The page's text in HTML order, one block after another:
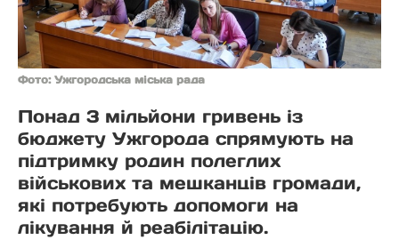
Фото: Ужгородська міська рада
Понад 3 мільйони гривень із
бюджету Ужгорода спрямують на
підтримку родин полеглих
військових та мешканців громади,
які потребують допомоги на
лікування й реабілітацію.